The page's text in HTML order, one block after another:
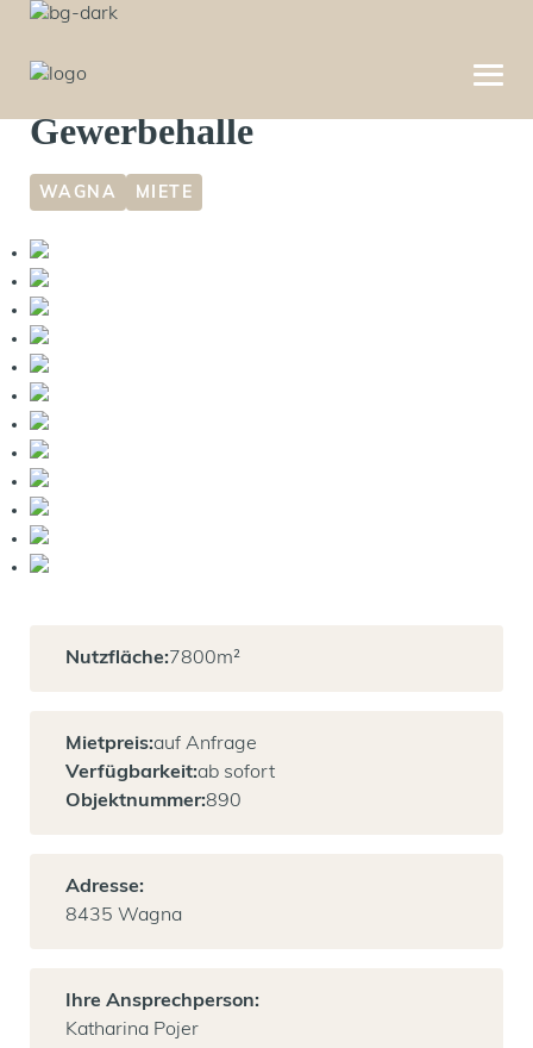
Moderne Produktions- oder
Gewerbehalle
WAGNA MIETE
Nutzfläche:7800m²
Mietpreis:auf Anfrage
Verfügbarkeit:ab sofort
Objektnummer:890
Adresse:
8435 Wagna
Ihre Ansprechperson:
Katharina Pojer